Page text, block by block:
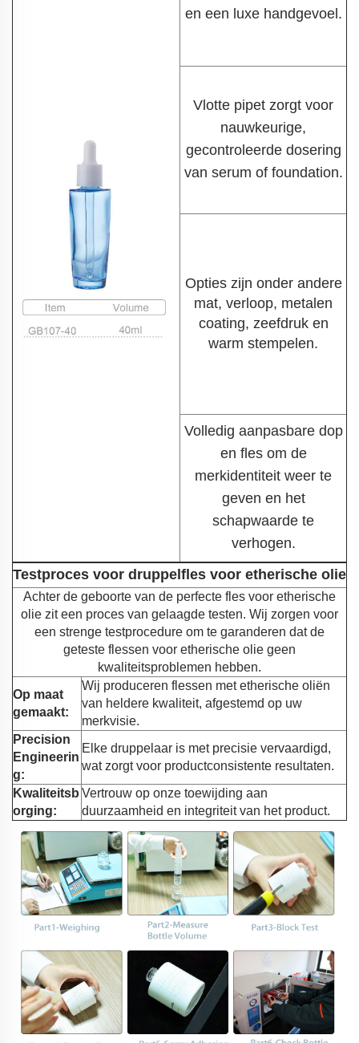
en een luxe handgevoel.
Vlotte pipet zorgt voor
nauwkeurige,
gecontroleerde dosering
van serum of foundation.
Opties zijn onder andere
mat, verloop, metalen
coating, zeefdruk en
warm stempelen.
Volledig aanpasbare dop
en fles om de
merkidentiteit weer te
geven en het
schapwaarde te
verhogen.
Testproces voor druppelfles voor etherische olie
Achter de geboorte van de perfecte fles voor etherische
olie zit een proces van gelaagde testen. Wij zorgen voor
een strenge testprocedure om te garanderen dat de
geteste flessen voor etherische olie geen
kwaliteitsproblemen hebben.
Op maat
gemaakt:
Wij produceren flessen met etherische oliën
van heldere kwaliteit, afgestemd op uw
merkvisie.
Precision
Engineerin
g:
Elke druppelaar is met precisie vervaardigd,
wat zorgt voor productconsistente resultaten.
Kwaliteitsb
orging:
Vertrouw op onze toewijding aan
duurzaamheid en integriteit van het product.